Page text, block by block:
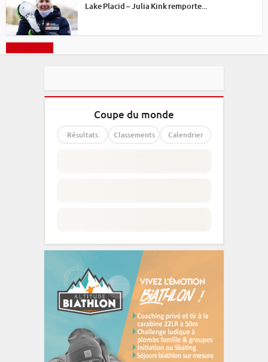
Lake Placid – Julia Kink remporte...
Coupe du monde
Résultats Classements Calendrier